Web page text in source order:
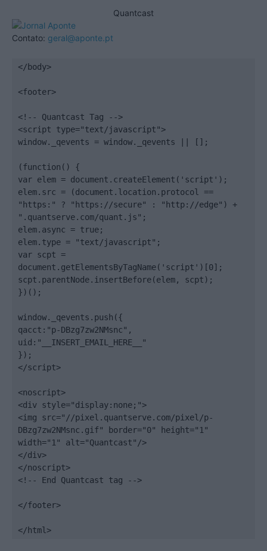
Quantcast
Contato: geral@aponte.pt
</body>
<footer>
<!-- Quantcast Tag -->
<script type="text/javascript">
window._qevents = window._qevents || [];
(function() {
var elem = document.createElement('script');
elem.src = (document.location.protocol ==
"https:" ? "https://secure" : "http://edge") +
".quantserve.com/quant.js";
elem.async = true;
elem.type = "text/javascript";
var scpt =
document.getElementsByTagName('script')[0];
scpt.parentNode.insertBefore(elem, scpt);
})();
window._qevents.push({
qacct:"p-DBzg7zw2NMsnc",
uid:"__INSERT_EMAIL_HERE__"
});
</script>
<noscript>
<div style="display:none;">
<img src="//pixel.quantserve.com/pixel/p-
DBzg7zw2NMsnc.gif" border="0" height="1"
width="1" alt="Quantcast"/>
</div>
</noscript>
<!-- End Quantcast tag -->
</footer>
</html>